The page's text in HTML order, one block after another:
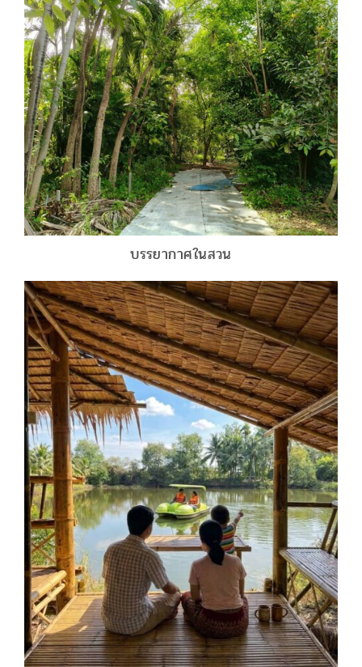
บรรยากาศในสวน